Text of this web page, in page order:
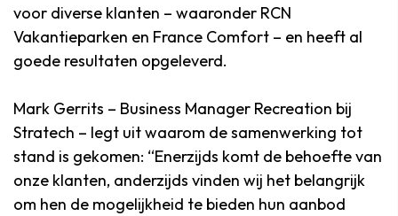
voor diverse klanten – waaronder RCN
Vakantieparken en France Comfort – en heeft al
goede resultaten opgeleverd.
Mark Gerrits – Business Manager Recreation bij
Stratech – legt uit waarom de samenwerking tot
stand is gekomen: “Enerzijds komt de behoefte van
onze klanten, anderzijds vinden wij het belangrijk
om hen de mogelijkheid te bieden hun aanbod